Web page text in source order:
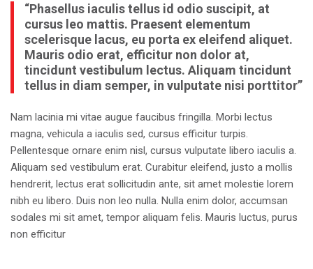
“Phasellus iaculis tellus id odio suscipit, at
cursus leo mattis. Praesent elementum
scelerisque lacus, eu porta ex eleifend aliquet.
Mauris odio erat, efficitur non dolor at,
tincidunt vestibulum lectus. Aliquam tincidunt
tellus in diam semper, in vulputate nisi porttitor”
Nam lacinia mi vitae augue faucibus fringilla. Morbi lectus
magna, vehicula a iaculis sed, cursus efficitur turpis.
Pellentesque ornare enim nisl, cursus vulputate libero iaculis a.
Aliquam sed vestibulum erat. Curabitur eleifend, justo a mollis
hendrerit, lectus erat sollicitudin ante, sit amet molestie lorem
nibh eu libero. Duis non leo nulla. Nulla enim dolor, accumsan
sodales mi sit amet, tempor aliquam felis. Mauris luctus, purus
non efficitur